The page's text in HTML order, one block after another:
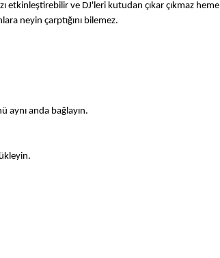
ve DJ'leri kutudan çıkar çıkmaz
neyin çarptığını bilemez.
aynı anda bağlayın.